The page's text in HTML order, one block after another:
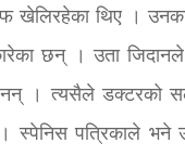
खेलिरहेका थिए ।
छन् । उता
। त्यसैले डक्टरको
स्पेनिस पत्रिकाले भने